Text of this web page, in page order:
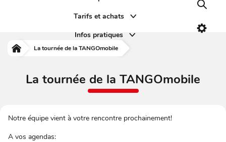
Tarifs et achats
Infos pratiques
La tournée de la TANGOmobile
La tournée de la TANGOmobile
Notre équipe vient à votre rencontre prochainement!
A vos agendas: